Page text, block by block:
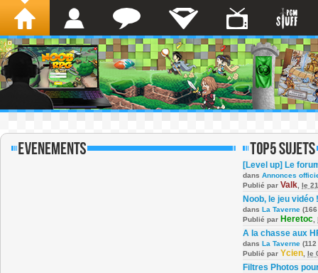
[Level up] Le
dans Annonces
Publié par Valk le
Noob, le jeu vidéo !
dans La Taverne
Publié par Heretoc
A la chasse aux
dans La Taverne
Publié par Ycien le
Filtres Photos